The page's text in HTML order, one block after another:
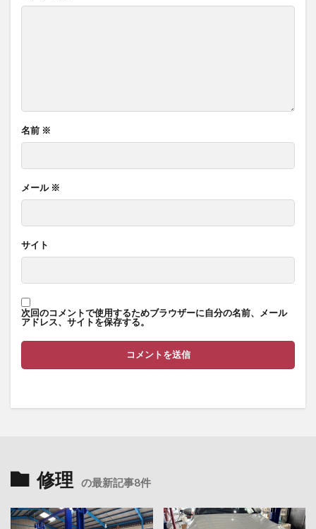
名前 ※
メール ※
サイト
次回のコメントで使用するためブラウザーに自分の名前、メール
アドレス、サイトを保存する。
修理 の最新記事8件